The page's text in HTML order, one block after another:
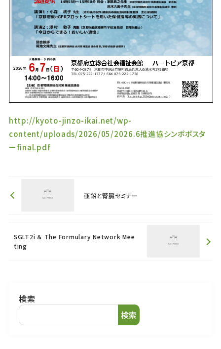
http://kyoto-jinzo-ikai.net/wp-
content/uploads/2026/05/2026.6推進協シンポポスタ
ーfinal.pdf
亜鉛と腎臓セミナー
SGLT2i ＆ The Formulary Network Mee
ting
検索
検索